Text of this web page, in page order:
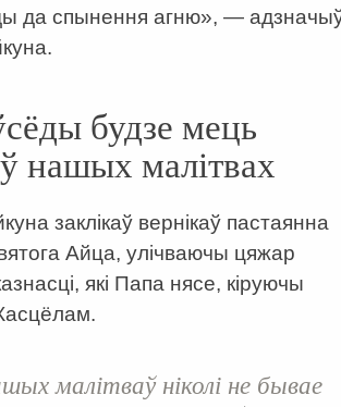
да спынення агню», —
будзе мець
нашых малітвах
заклікаў вернікаў пастаянна
Айца, улічваючы цяжар
які Папа нясе, кіруючы
малітваў ніколі не бывае